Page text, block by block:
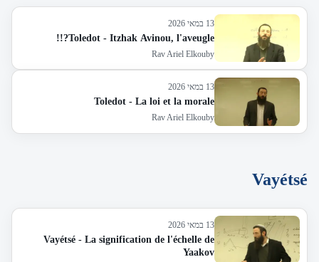
13 במאי 2026
Toledot - Itzhak Avinou, l'aveugle?!!
Rav Ariel Elkouby
13 במאי 2026
Toledot - La loi et la morale
Rav Ariel Elkouby
Vayétsé
13 במאי 2026
Vayétsé - La signification de l'échelle de
Yaakov